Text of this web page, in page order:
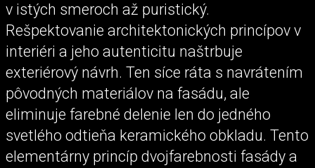
v istých smeroch až puristický.
Rešpektovanie architektonických princípov v
interiéri a jeho autenticitu naštrbuje
exteriérový návrh. Ten síce ráta s navrátením
pôvodných materiálov na fasádu, ale
eliminuje farebné delenie len do jedného
svetlého odtieňa keramického obkladu. Tento
elementárny princíp dvojfarebnosti fasády a